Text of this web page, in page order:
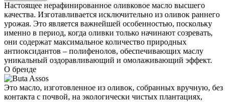
Настоящее нерафинированное оливковое масло высшего
качества. Изготавливается исключительно из оливок раннего
урожая. Это является важнейшей особенностью, поскольку
именно в период, когда оливки только начинают созревать,
они содержат максимальное количество природных
антиоксидантов – полифенолов, обеспечивающих маслу
уникальный оздоравливающий и омолаживающий эффект.
О бренде
Это масло, изготовленное из оливок, собранных вручную, без
контакта с почвой, на экологически чистых плантациях,